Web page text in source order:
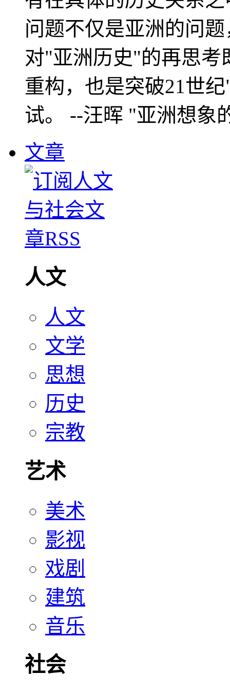
问题不仅是亚洲的问
对"亚洲历史"的再思考
重构，也是突破21世
试。 --汪晖 "亚洲想象
文章
人文
人文
文学
思想
历史
宗教
艺术
美术
影视
戏剧
建筑
音乐
社会